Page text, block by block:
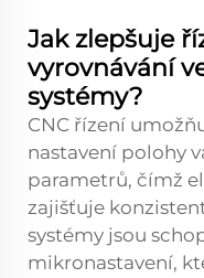
Jak zlepšuje
vyrovnávání
systémy?
CNC řízení
nastavení polohy
parametrů, čímž
zajišťuje
systémy jsou
mikronastavení,